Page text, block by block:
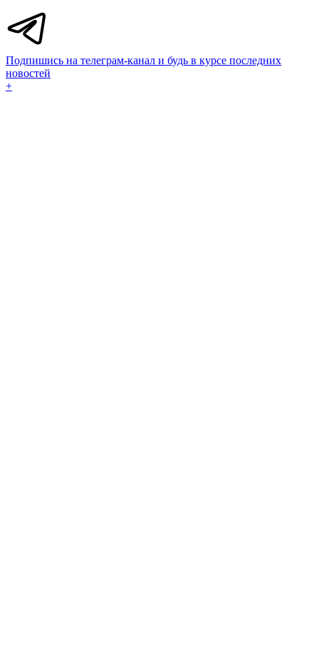
Подпишись на телеграм-канал и будь в курсе последних
новостей
+